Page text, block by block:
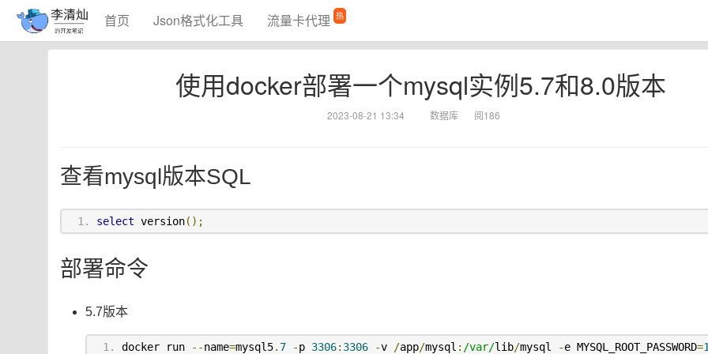
首页 Json格式化工具 流量卡代理 热
使用docker部署一个mysql实例5.7和8.0版本
2023-08-21 13:34 数据库 阅186
查看mysql版本SQL
select version();
部署命令
5.7版本
docker run --name=mysql5. 7 -p 3306: 3306 -v /app/mysql : /var/lib/mysql -e MYSQL_ROOT_PASSWORD=